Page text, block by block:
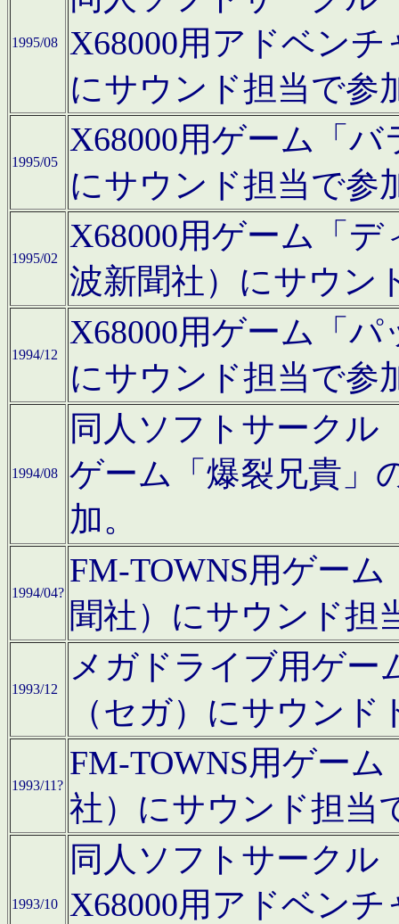
1995/08
X68000用アドベン
にサウンド担当で参
1995/05
X68000用ゲーム「
にサウンド担当で参
1995/02
X68000用ゲーム「
波新聞社）にサウン
1994/12
X68000用ゲーム「
にサウンド担当で参
1994/08
同人ソフトサークル
ゲーム「爆裂兄貴」
加。
1994/04?
FM-TOWNS用ゲー
聞社）にサウンド担
1993/12
メガドライブ用ゲー
（セガ）にサウン
1993/11?
FM-TOWNS用ゲー
社）にサウンド担当
1993/10
同人ソフトサークル
X68000用アドベン